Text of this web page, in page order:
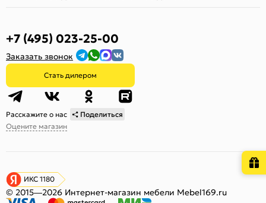
+7 (495) 023-25-00
Заказать звонок
Стать дилером
Расскажите о нас
Поделиться
Оцените магазин
ИКС 1180
© 2015—2026 Интернет-магазин мебели Mebel169.ru